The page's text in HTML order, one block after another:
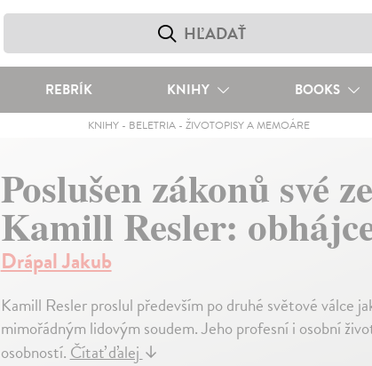
REBRÍK KNIHY BOOKS
KNIHY- BELETRIA- ŽIVOTOPISY A MEMOÁRE
Poslušen zákonů své
Kamill Resler:
Drápal Jakub
Kamill Resler proslul především po druhé světové válce
mimořádným lidovým soudem. Jeho profesní i osobní
osobností.Čítať ďalej↓